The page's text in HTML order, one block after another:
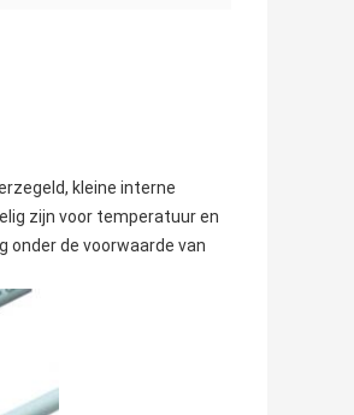
kleine interne
zijn voor temperatuur en
de voorwaarde van